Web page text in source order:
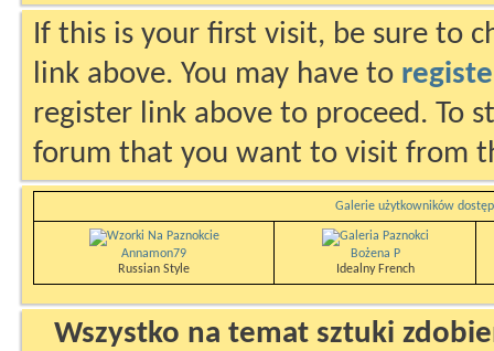
If this is your first visit, be sure to
link above. You may have to
register link above to proceed. To
forum that you want to visit from
Galerie użytkowników
Annamon79
Russian Style
Bożena P
Idealny French
Wszystko na temat sztuki